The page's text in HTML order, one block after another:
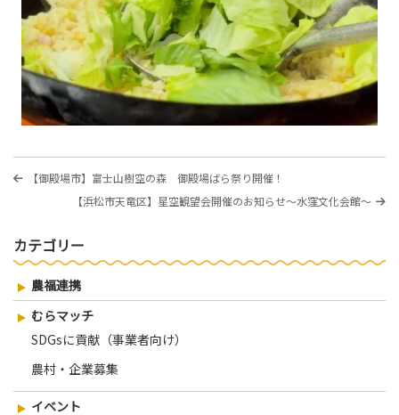
投
ビ
ゲ
ー
シ
過
【御殿場市】富士山樹空の森 御殿場ばら祭り開催！
次
稿
【浜松市天竜区】星空観望会開催のお知らせ～水窪文化会館～
カテゴリー
農福連携
むらマッチ
SDGsに貢献（事業者向け）
農村・企業募集
イベント